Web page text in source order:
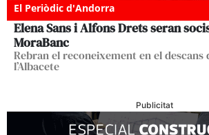
El Periòdic d'Andorra
Elena Sans i Alfons Drets seran
MoraBanc
Rebran el reconeixement en el
l’Albacete
Publicitat